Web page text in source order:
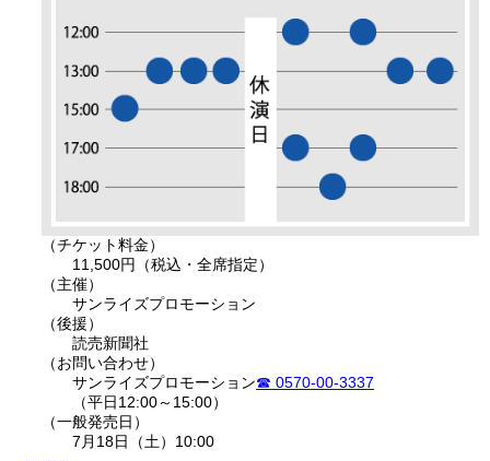
チケット料金
11,500円（税込・全席指定）
主催
サンライズプロモーション
後援
読売新聞社
お問い合わせ
サンライズプロモーション
0570-00-3337
（平日12:00～15:00）
一般発売日
7月18日（土）10:00